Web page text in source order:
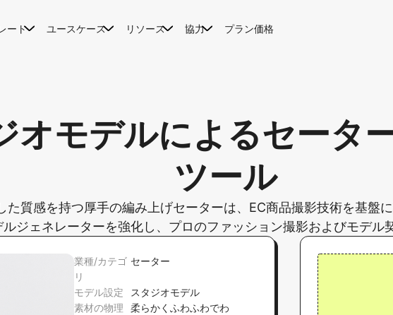
ート ユースケース リソース 協力 プラン価格
オモデルによるセータ
ツール
た質感を持つ厚手の編み上げセーターは、EC商品撮影技術を基盤
ジェネレーターを強化し、プロのファッション撮影およびモデル
業種/カテゴ
リ
セーター
モデル設定
スタジオモデル
素材の物理
柔らかくふわふわでわ